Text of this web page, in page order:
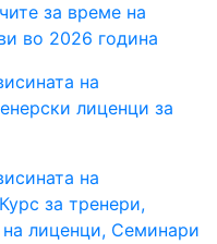
за време на
во 2026 година
на
лиценци за
на
за тренери,
лиценци, Семинари